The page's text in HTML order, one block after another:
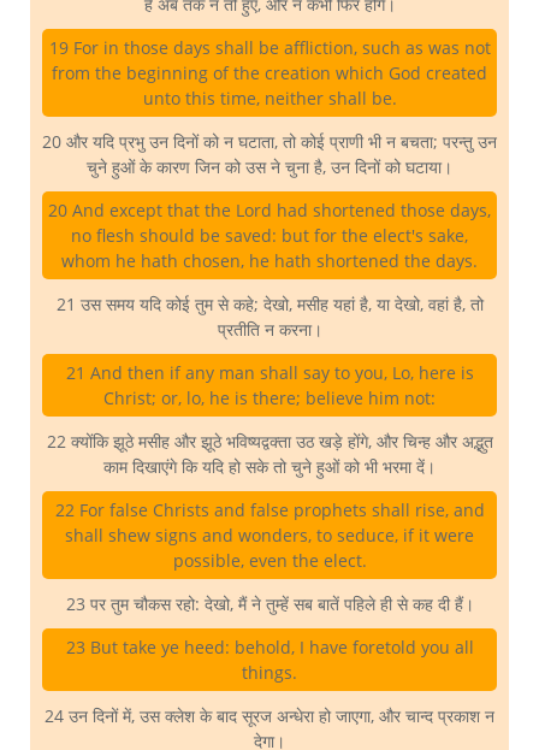
19 For in those days shall be affliction, such as was not
from the beginning of the creation which God created
unto this time, neither shall be.
20 और यदि प्रभु उन दिनों को न घटाता, तो कोई प्राणी भी न बचता; परन्तु उन
चुने हुओं के कारण जिन को उस ने चुना है, उन दिनों को घटाया।
20 And except that the Lord had shortened those days,
no flesh should be saved: but for the elect's sake,
whom he hath chosen, he hath shortened the days.
21 उस समय यदि कोई तुम से कहे; देखो, मसीह यहां है, या देखो, वहां है, तो
प्रतीति न करना।
21 And then if any man shall say to you, Lo, here is
Christ; or, lo, he is there; believe him not:
22 क्योंकि झूठे मसीह और झूठे भविष्यद्वक्ता उठ खड़े होंगे, और चिन्ह और अद्भुत
काम दिखाएंगे कि यदि हो सके तो चुने हुओं को भी भरमा दें।
22 For false Christs and false prophets shall rise, and
shall shew signs and wonders, to seduce, if it were
possible, even the elect.
23 पर तुम चौकस रहो: देखो, मैं ने तुम्हें सब बातें पहिले ही से कह दी हैं।
23 But take ye heed: behold, I have foretold you all
things.
24 उन दिनों में, उस क्लेश के बाद सूरज अन्धेरा हो जाएगा, और चान्द प्रकाश न
देगा।